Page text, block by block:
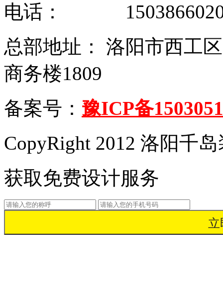
电话：
总部地址： 洛阳市西工
商务楼1809
备案号： 豫ICP备
CopyRight 2012 洛阳千
获取免费设计服务